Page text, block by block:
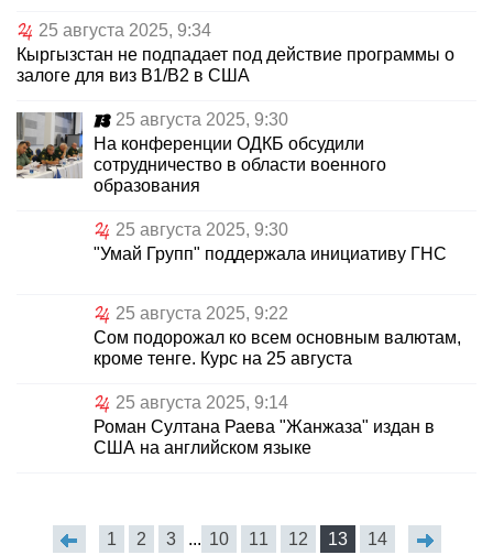
25 августа 2025, 9:34
Кыргызстан не подпадает под действие программы о
залоге для виз В1/В2 в США
25 августа 2025, 9:30
На конференции ОДКБ обсудили
сотрудничество в области военного
образования
25 августа 2025, 9:30
"Умай Групп" поддержала инициативу ГНС
25 августа 2025, 9:22
Сом подорожал ко всем основным валютам,
кроме тенге. Курс на 25 августа
25 августа 2025, 9:14
Роман Султана Раева "Жанжаза" издан в
США на английском языке
1 2 3 ... 10 11 12 13 14